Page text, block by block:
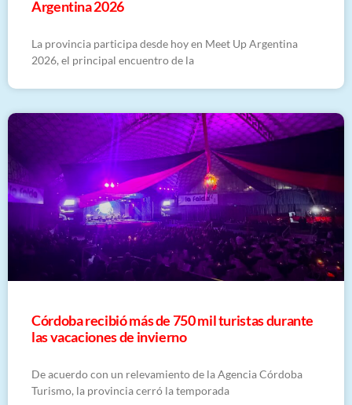
Argentina 2026
La provincia participa desde hoy en Meet Up Argentina
2026, el principal encuentro de la
Córdoba recibió más de 750 mil turistas durante
las vacaciones de invierno
De acuerdo con un relevamiento de la Agencia Córdoba
Turismo, la provincia cerró la temporada